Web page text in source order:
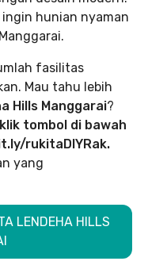
hunian nyaman
fasilitas
Mau tahu lebih
Hills Manggarai?
klik tombol di bawah
rukitaDIYRak.
yang
LENDEHA HILLS